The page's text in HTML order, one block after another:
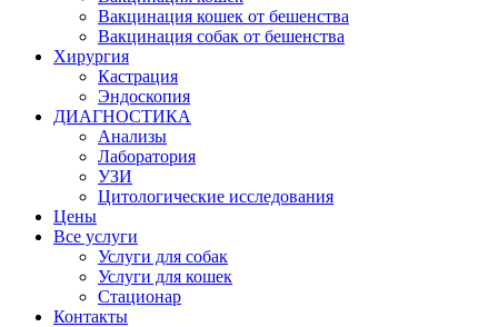
Вакцинация кошек от бешенства
Вакцинация собак от бешенства
Хирургия
Кастрация
Эндоскопия
ДИАГНОСТИКА
Анализы
Лаборатория
УЗИ
Цитологические исследования
Цены
Все услуги
Услуги для собак
Услуги для кошек
Стационар
Контакты